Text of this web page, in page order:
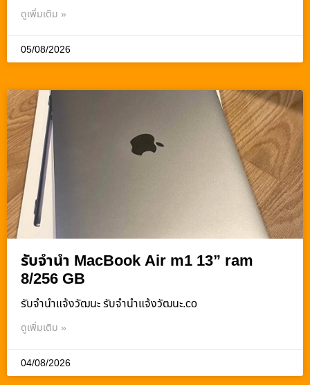
ดูเพิ่มเติม »
05/08/2026
รับจำนำ MacBook Air m1 13” ram
8/256 GB
รับจํานําแจ้งวัฒนะ รับจํานําแจ้งวัฒนะ.co
ดูเพิ่มเติม »
04/08/2026